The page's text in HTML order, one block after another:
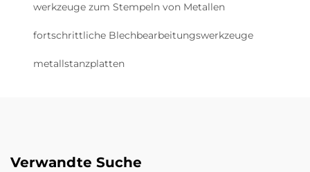
werkzeuge zum Stempeln von Metallen
fortschrittliche Blechbearbeitungswerkzeuge
metallstanzplatten
Verwandte Suche